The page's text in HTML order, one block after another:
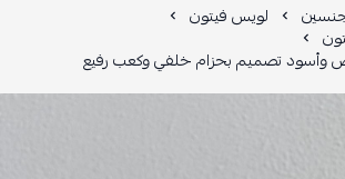
لويس فيتون
وأسود تصميم بحزام خلفي وكعب رفيع